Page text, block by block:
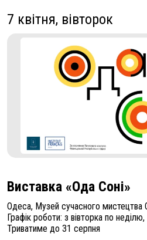
7 квітня, вівторок
Виставка «Ода Соні»
Одеса, Музей сучасного мистецтва
Графік роботи: з вівторка по
Триватиме до 31 серпня